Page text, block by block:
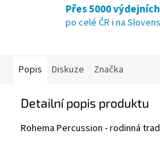
Přes 5000
po celé ČR i na
Popis Diskuze Značka
Detailní popis produktu
Rohema Percussion - rodinná